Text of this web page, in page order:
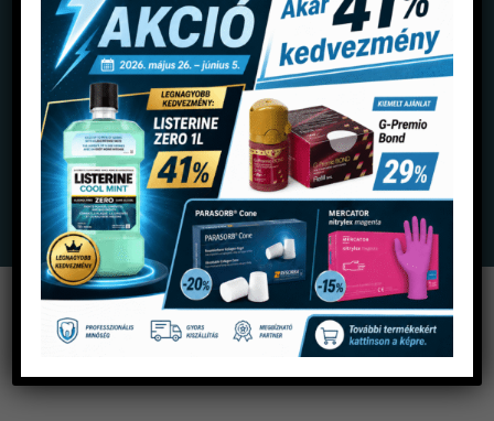
Shop
Home Termékek
Egyéb
FujiCEM Evolve Triple Pack Automix